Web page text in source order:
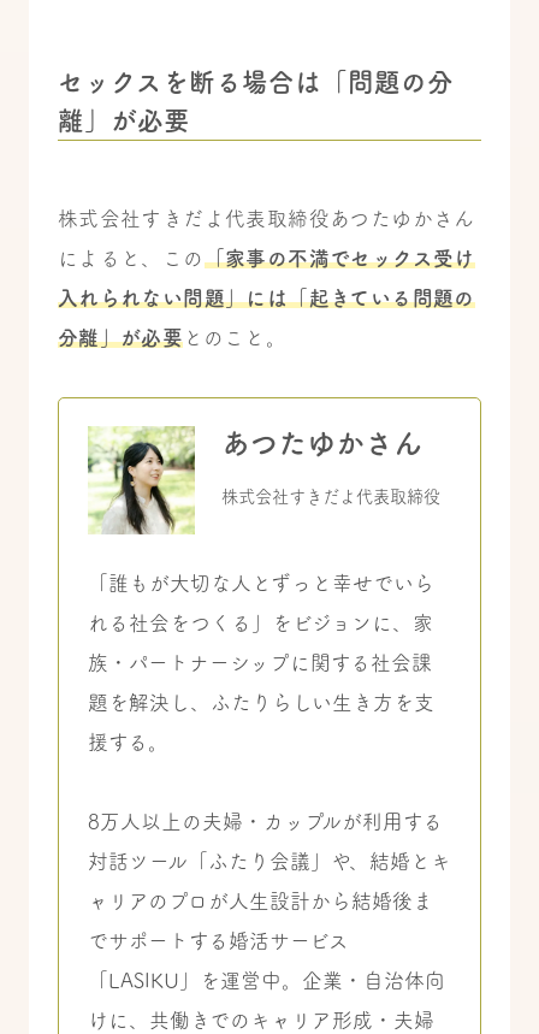
セックスを断る場合は「問題の分
離」が必要
株式会社すきだよ代表取締役あつたゆかさん
によると、この「家事の不満でセックス受け
入れられない問題」には「起きている問題の
分離」が必要 とのこと。
あつたゆかさん
株式会社すきだよ代表取締役
「誰もが大切な人とずっと幸せでいら
れる社会をつくる」をビジョンに、家
族・パートナーシップに関する社会課
題を解決し、ふたりらしい生き方を支
援する。
8万人以上の夫婦・カップルが利用する
対話ツール「ふたり会議」や、結婚とキ
ャリアのプロが人生設計から結婚後ま
でサポートする婚活サービス
「LASIKU」を運営中。企業・自治体向
けに、共働きでのキャリア形成・夫婦